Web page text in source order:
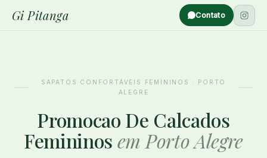
Gi Pitanga Contato
SAPATOS CONFORTÁVEIS FEMININOS · PORTO
ALEGRE
Promocao De Calcados
Femininos em Porto Alegre